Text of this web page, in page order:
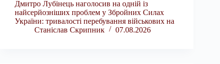
Дмитро Лубінець наголосив на одній із
найсерйозніших проблем у Збройних Силах
України: тривалості перебування військових на
Станіслав Скрипник
07.08.2026